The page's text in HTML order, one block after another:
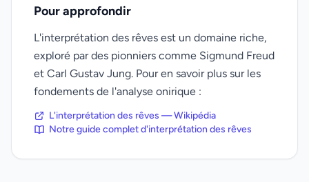
Pour approfondir
L'interprétation des rêves est un domaine riche,
exploré par des pionniers comme Sigmund Freud
et Carl Gustav Jung. Pour en savoir plus sur les
fondements de l'analyse onirique :
L'interprétation des rêves — Wikipédia
Notre guide complet d'interprétation des rêves